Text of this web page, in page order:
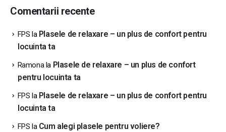
Comentarii recente
FPS la Plasele de relaxare – un plus de confort pentru
locuinta ta
Ramonala Plasele de relaxare – un plus de confort
pentru locuinta ta
FPS la Plasele de relaxare – un plus de confort pentru
locuinta ta
FPS la Cum alegi plasele pentru voliere?